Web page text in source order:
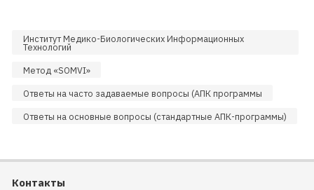
Институт Медико-Биологических Информационных
Технологий
Метод «SOMVI»
Ответы на часто задаваемые вопросы (АПК программы
Ответы на основные вопросы (стандартные АПК-программы)
Контакты